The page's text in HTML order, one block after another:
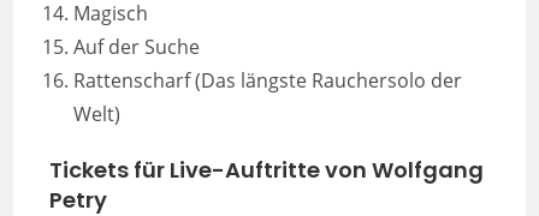
Magisch
Auf der Suche
Rattenscharf (Das längste Rauchersolo der
Welt)
Tickets für Live-Auftritte von Wolfgang
Petry